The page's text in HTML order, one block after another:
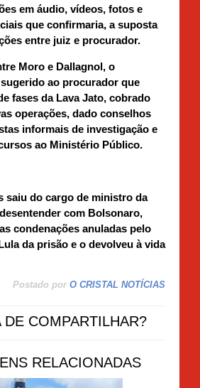
em áudio, vídeos, fotos e
que confirmaria, a suposta
entre juiz e procurador.
Moro e Dallagnol, o
ao procurador que
fases da Lava Jato, cobrado
operações, dado conselhos
informais de investigação e
ao Ministério Público.
saiu do cargo de ministro da
com Bolsonaro,
condenações anuladas pelo
da prisão e o devolveu à vida
Postado por O CRISTAL NOTÍCIAS
DE COMPARTILHAR?
RELACIONADAS